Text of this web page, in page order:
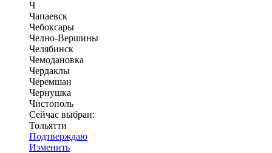
Ч
Чапаевск
Чебоксары
Челно-Вершины
Челябинск
Чемодановка
Чердаклы
Черемшан
Чернушка
Чистополь
Сейчас выбран:
Тольятти
Подтверждаю
Изменить